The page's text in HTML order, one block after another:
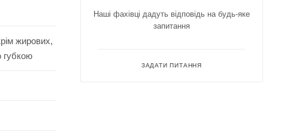
жирових,
губкою
Наші фахівці дадуть відповідь на будь-яке
запитання
ЗАДАТИ ПИТАННЯ